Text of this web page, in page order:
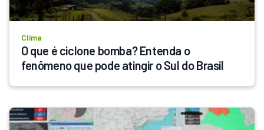
Clima
O que é ciclone bomba? Entenda o
fenômeno que pode atingir o Sul do Brasil